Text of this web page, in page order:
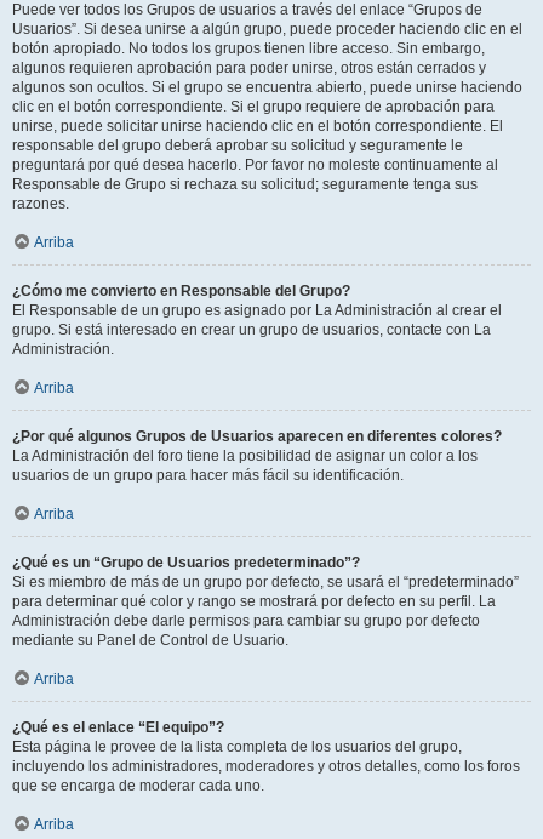
Puede ver todos los Grupos de usuarios a través del enlace “Grupos de
Usuarios”. Si desea unirse a algún grupo, puede proceder haciendo clic en el
botón apropiado. No todos los grupos tienen libre acceso. Sin embargo,
algunos requieren aprobación para poder unirse, otros están cerrados y
algunos son ocultos. Si el grupo se encuentra abierto, puede unirse haciendo
clic en el botón correspondiente. Si el grupo requiere de aprobación para
unirse, puede solicitar unirse haciendo clic en el botón correspondiente. El
responsable del grupo deberá aprobar su solicitud y seguramente le
preguntará por qué desea hacerlo. Por favor no moleste continuamente al
Responsable de Grupo si rechaza su solicitud; seguramente tenga sus
razones.
Arriba
¿Cómo me convierto en Responsable del Grupo?
El Responsable de un grupo es asignado por La Administración al crear el
grupo. Si está interesado en crear un grupo de usuarios, contacte con La
Administración.
Arriba
¿Por qué algunos Grupos de Usuarios aparecen en diferentes colores?
La Administración del foro tiene la posibilidad de asignar un color a los
usuarios de un grupo para hacer más fácil su identificación.
Arriba
¿Qué es un “Grupo de Usuarios predeterminado”?
Si es miembro de más de un grupo por defecto, se usará el “predeterminado”
para determinar qué color y rango se mostrará por defecto en su perfil. La
Administración debe darle permisos para cambiar su grupo por defecto
mediante su Panel de Control de Usuario.
Arriba
¿Qué es el enlace “El equipo”?
Esta página le provee de la lista completa de los usuarios del grupo,
incluyendo los administradores, moderadores y otros detalles, como los foros
que se encarga de moderar cada uno.
Arriba